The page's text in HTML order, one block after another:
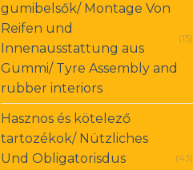
gumibelsők/ Montage Von
Reifen und
Innenausstattung aus
Gummi/ Tyre Assembly and
rubber interiors
(15)
Hasznos és kötelező
tartozékok/ Nützliches
Und Obligatorisdus
(43)